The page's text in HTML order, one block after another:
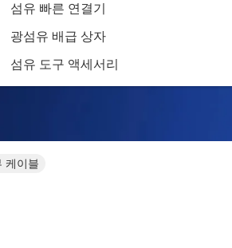
섬유 빠른 연결기
광섬유 배급 상자
섬유 도구 액세서리
케이블